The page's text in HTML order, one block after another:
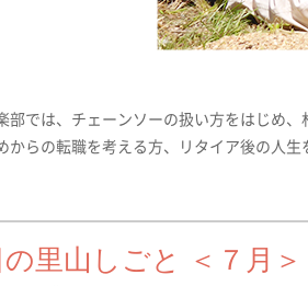
部では、チェーンソーの扱い方をはじめ
からの転職を考える方、リタイア後の人
里山しごと ＜７月＞